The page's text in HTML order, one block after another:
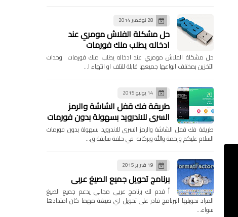
28 نوفمبر 2014
حل مشكلة الفلاش مومري عند
ادخاله يطلب منك فورمات
حل مشكلة الفلاش مومري عند ادخاله يطلب منك فورمات وحدات
التخزين بمختلف انواعها جميعها قابلة للتلف او انتهاء ا…
14 يونيو 2015
طريقة فك قفل الشاشة والرمز
السري للاندرويد بسهولة بدون فورمات
طريقة فك قفل الشاشة والرمز السري للاندرويد بسهولة بدون فورمات
السلام عليكم ورحمة والله وبركاته في حلقة سابقة ق…
19 فبراير 2015
برنامج تحويل جميع الصيغ عربي
أ قدم لك برنامج عربي مجاني يدعم جميع الصيغ
المراد تحويلها البرنامج قادر على تحويل اي صيغة مهما كان امتدادها
سواء…